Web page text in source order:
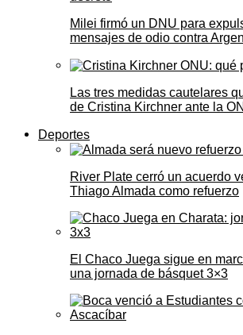
Milei firmó un DNU para
mensajes de odio contra
Las tres medidas cautelares
de Cristina Kirchner ante la
Deportes
River Plate cerró un acuerdo
Thiago Almada como refuerzo
El Chaco Juega sigue en
una jornada de básquet 3×3